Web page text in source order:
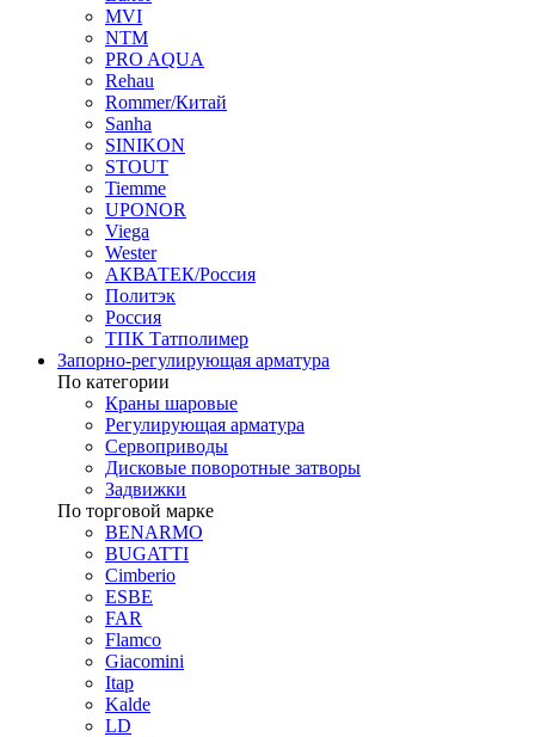
MVI
NTM
PRO AQUA
Rehau
Rommer/Китай
Sanha
SINIKON
STOUT
Tiemme
UPONOR
Viega
Wester
АКВАТЕК/Россия
Политэк
Россия
ТПК Татполимер
Запорно-регулирующая арматура
По категории
Краны шаровые
Регулирующая арматура
Сервоприводы
Дисковые поворотные затворы
Задвижки
По торговой марке
BENARMO
BUGATTI
Cimberio
ESBE
FAR
Flamco
Giacomini
Itap
Kalde
LD